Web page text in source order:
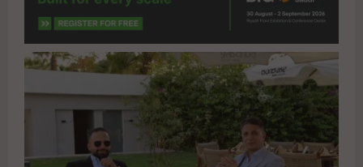
eg.net/%d8%a7%d9%84%d9%85%d8%b5%d8%b
1%d9%8a%d9%87-
%d8%a7%d9%84%d8%b9%d8%b1%d8%a8%d9%
%d9%84%d9%84%d8%aa%d8%b9%d9%85%d9%
8a%d8%b1-egydev-
%d8%aa%d8%b7%d9%84%d9%82-